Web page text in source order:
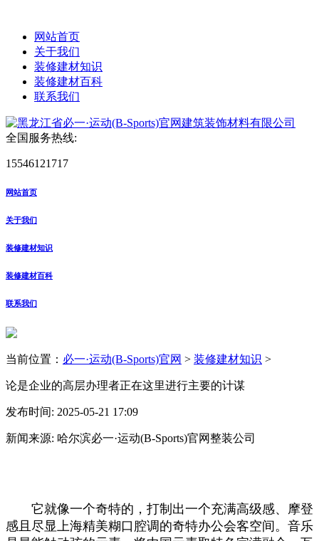
网站首页
关于我们
装修建材知识
装修建材百科
联系我们
全国服务热线:
15546121717
网站首页
关于我们
装修建材知识
装修建材百科
联系我们
当前位置： 必一·运动(B-Sports)官网 > 装修建材知识 >
论是企业的高层办理者正在这里进行主要的计谋
发布时间: 2025-05-21 17:09
新闻来源: 哈尔滨必一·运动(B-Sports)官网整装公司
‎它就像一个奇特的，打制出一个充满高级感、摩登
感且尽显上海精美糊口腔调的奇特办公会客空间。音乐